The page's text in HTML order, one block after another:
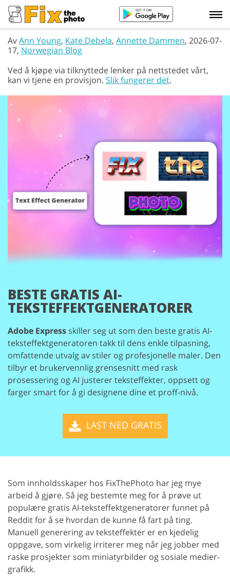
AvAnn Young, Kate Debela, Annette Dammen, 2026-07-
17, Norwegian Blog
Ved å kjøpe via tilknyttede lenker på nettstedet vårt,
kan vi tjene en provisjon. Slik fungerer det.
BESTE GRATIS AI-
TEKSTEFFEKTGENERATORER
Adobe Express skiller seg ut som den beste gratis AI-
teksteffektgeneratoren takk til dens enkle tilpasning,
omfattende utvalg av stiler og profesjonelle maler. Den
tilbyr et brukervennlig grensesnitt med rask
prosessering og AI justerer teksteffekter, oppsett og
farger smart for å gi designene dine et proff-nivå.
LAST NED GRATIS
Som innholdsskaper hos FixThePhoto har jeg mye
arbeid å gjøre. Så jeg bestemte meg for å prøve ut
populære gratis AI-teksteffektgeneratorer funnet på
Reddit for å se hvordan de kunne få fart på ting.
Manuell generering av teksteffekter er en kjedelig
oppgave, som virkelig irriterer meg når jeg jobber med
raske prosjekter som miniatyrbilder og sosiale medier-
grafikk.